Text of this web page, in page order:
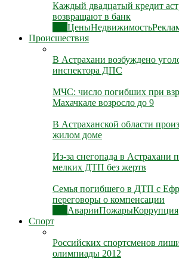
Каждый двадцатый кредит
возвращают в банк
ЦеныНедвижимость
Происшествия
В Астрахани возбуждено
инспектора ДПС
МЧС: число погибших при
Махачкале возросло до 9
В Астраханской области
жилом доме
Из-за снегопада в Астрахани
мелких ДТП без жертв
Семья погибшего в ДТП с
переговоры о компенсации
АварииПожарыКоррупция
Спорт
Российских спортсменов
олимпиады 2012